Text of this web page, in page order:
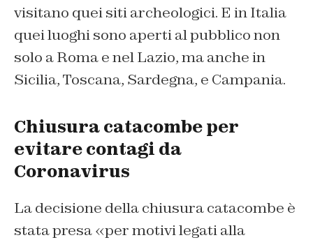
visitano quei siti archeologici. E in Italia
quei luoghi sono aperti al pubblico non
solo a Roma e nel Lazio, ma anche in
Sicilia, Toscana, Sardegna, e Campania.
Chiusura catacombe per
evitare contagi da
Coronavirus
La decisione della chiusura catacombe è
stata presa «per motivi legati alla